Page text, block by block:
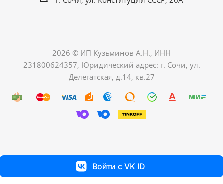
2026 © ИП Кузьминов А.Н., ИНН
231800624357, Юридический адрес: г. Сочи, ул.
Делегатская, д.14, кв.27
Войти с VK ID